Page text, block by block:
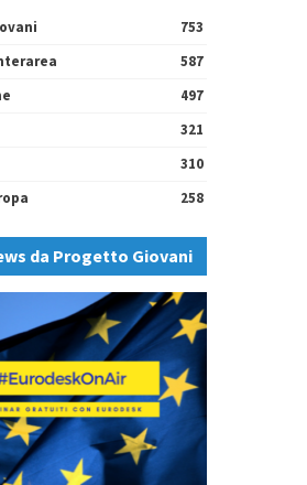
753
587
497
321
310
258
da Progetto Giovani